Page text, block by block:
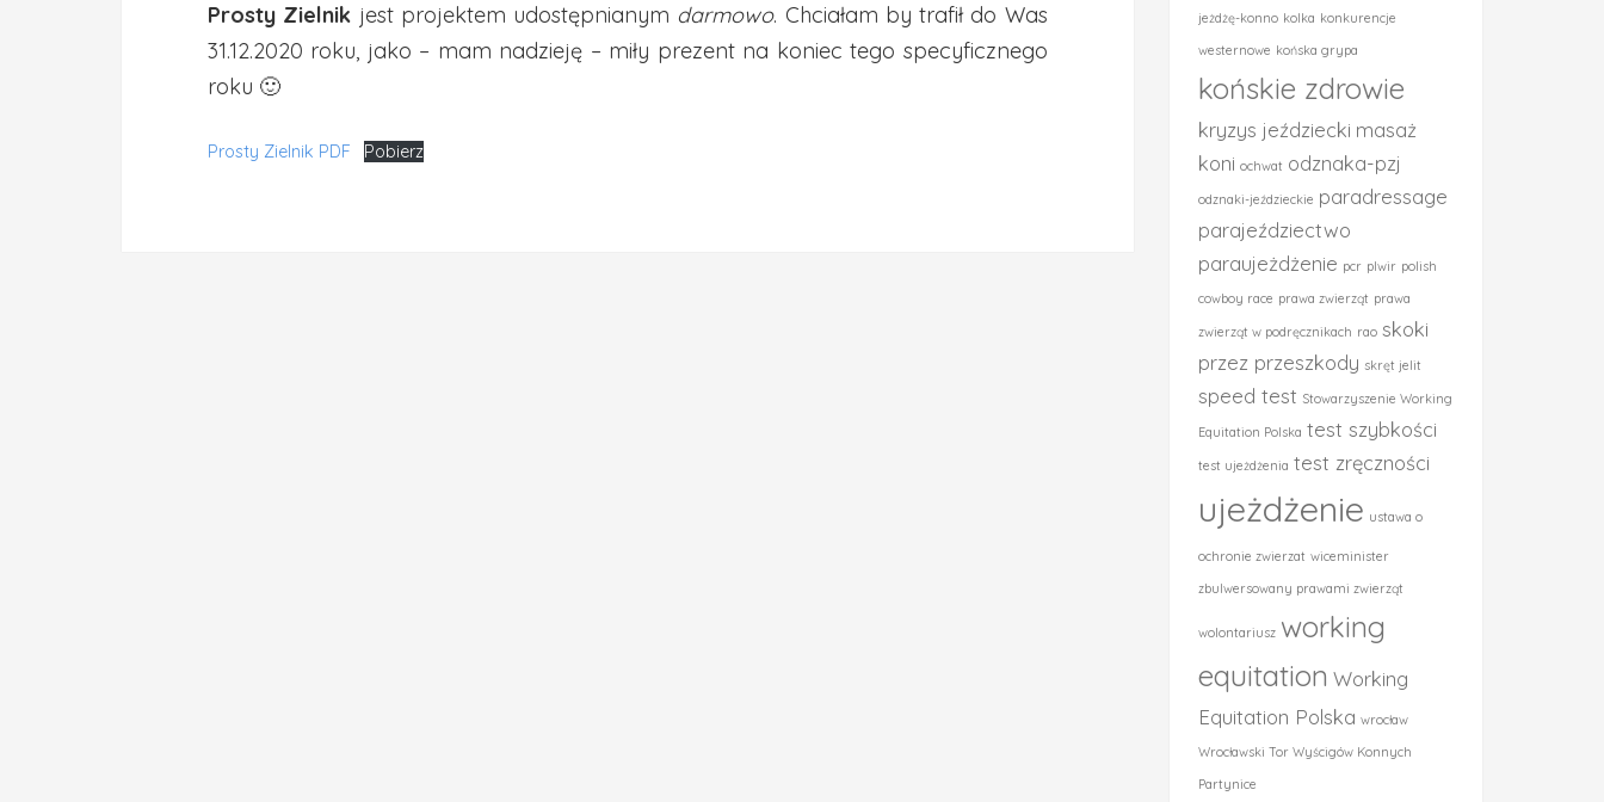
Prosty Zielnik jest projektem udostępnianym darmowo. Chciałam by trafił do Was
31.12.2020 roku, jako – mam nadzieję – miły prezent na koniec tego specyficznego
roku 🙂
Prosty Zielnik PDF Pobierz
jeżdżę-konno kolka konkurencje
westernowe końska grypa
końskie zdrowie
kryzys jeździecki masaż
koni ochwat odznaka-pzj
odznaki-jeździeckie paradressage
parajeździectwo
paraujeżdżenie pcr plwir polish
cowboy race prawa zwierząt prawa
zwierząt w podręcznikach rao skoki
przez przeszkody skręt jelit
speed test Stowarzyszenie Working
Equitation Polska test szybkości
test ujeżdżenia test zręczności
ujeżdżenie ustawa o
ochronie zwierzat wiceminister
zbulwersowany prawami zwierząt
wolontariusz working
equitation Working
Equitation Polska wrocław
Wrocławski Tor Wyścigów Konnych
Partynice